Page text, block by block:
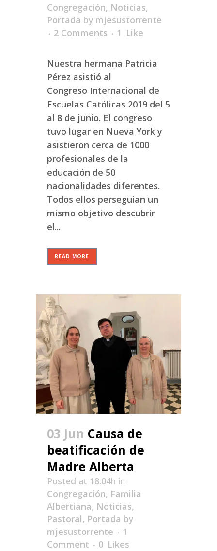
Congregación, Noticias,
Portada by mjesustorrente
2 Comments
1 Like
Nuestra hermana Patricia
Pérez asistió al
Congreso Internacional de
Escuelas Católicas 2019 del 5
al 8 de junio. El congreso
tuvo lugar en Nueva York y
asistieron cerca de 1000
profesionales de la
educación de 50
nacionalidades diferentes.
Todos ellos perseguían un
mismo objetivo descubrir
el...
READ MORE
03 Jun Causa de
beatificación de
Madre Alberta
Posted at 18:04h in
Congregación, Familia
Albertiana, Noticias,
Pastoral, Portada by
mjesustorrente
1
Comment
0 Likes